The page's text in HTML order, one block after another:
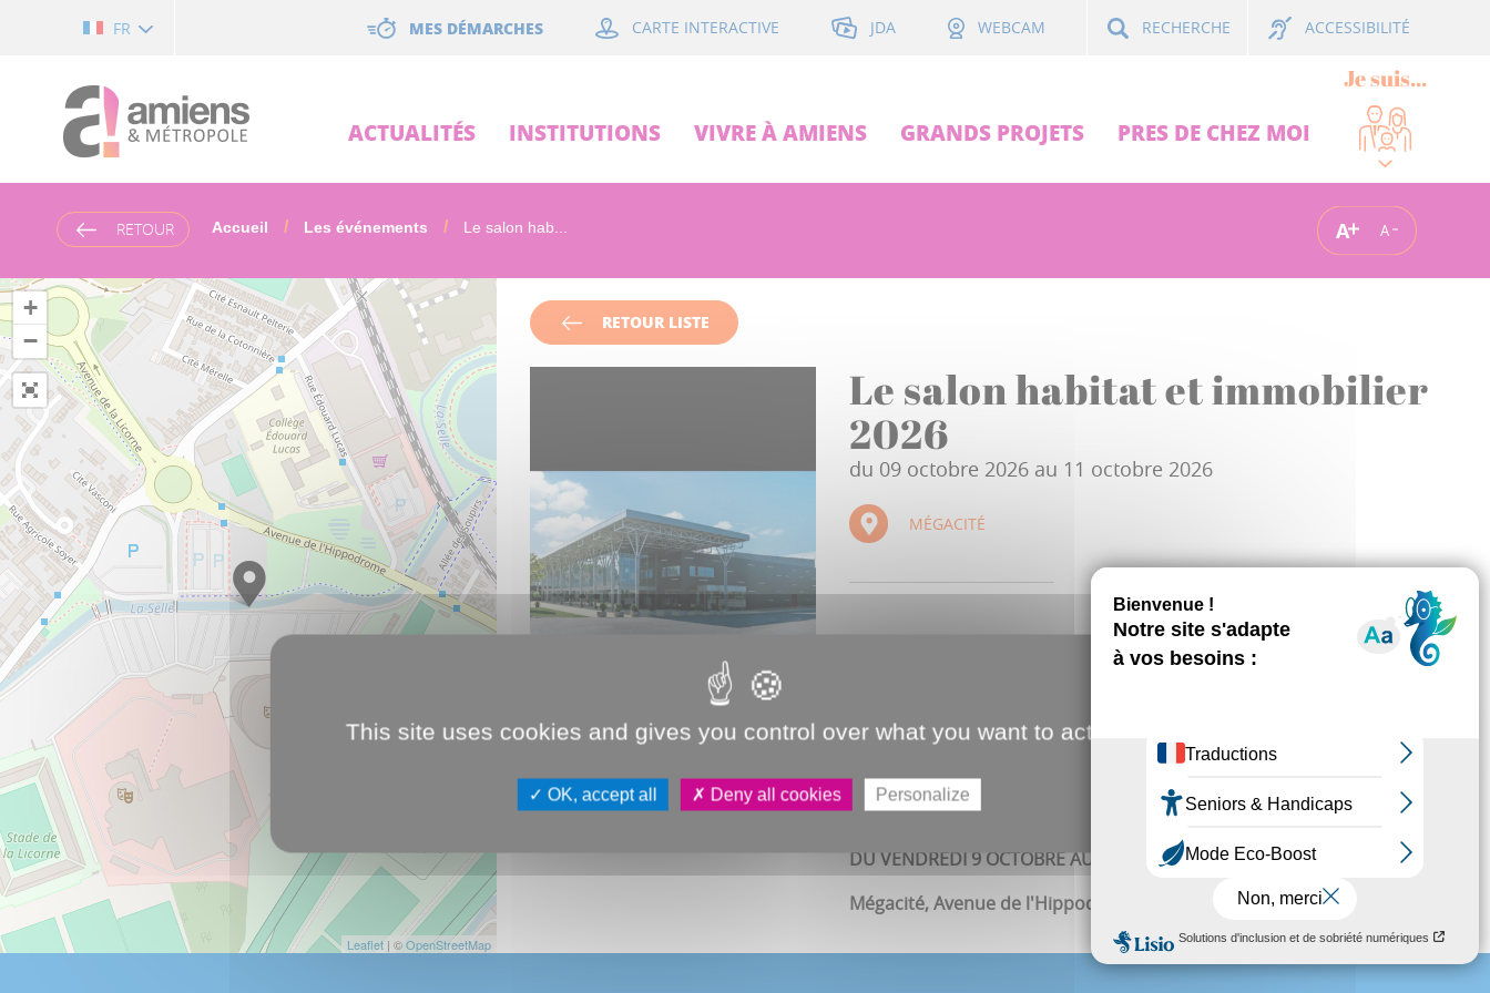
FR MES DÉMARCHES CARTE INTERACTIVE JDA WEBCAM RECHERCHE ACCESSIBILITÉ
ACTUALITÉS INSTITUTIONS VIVRE À AMIENS GRANDS PROJETS PRES DE CHEZ MOI
Je suis...
RETOUR Accueil Les événements Le salon hab... A A
+
−
Leaflet| ©OpenStreetMap
RETOUR LISTE
Le salon habitat et immobilier
2026
du 09 octobre 2026 au 11 octobre 2026
MÉGACITÉ
LE SALON HABITAT ET IMMOBILIER 2026
même lieu pour répondre à toutes vos attentes.
Le salon pour s'inspirer et concrétiser ses projets !
DU VENDREDI 9 OCTOBRE AU DIMANCHE 11 OCTOBRE
Mégacité, Avenue de l'Hippodrome
This site uses cookies and gives you control over what you want to activate
OK, accept all Deny all cookies Personalize